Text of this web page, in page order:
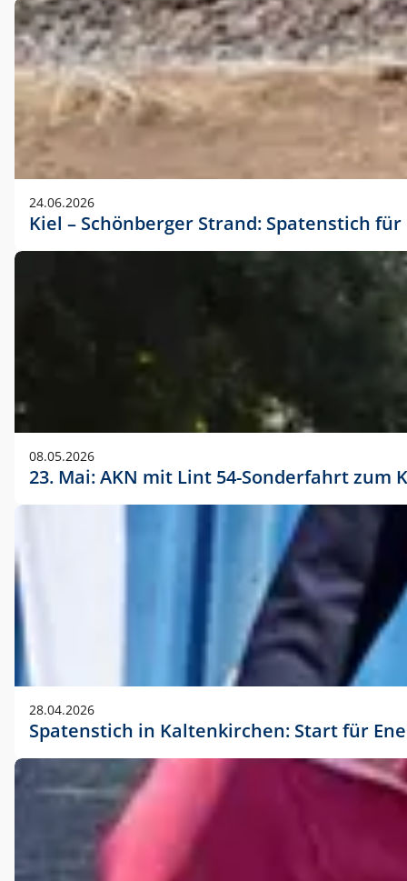
24.06.2026
Kiel – Schönberger Strand: Spatenstich
08.05.2026
23. Mai: AKN mit Lint 54-Sonderfahrt
28.04.2026
Spatenstich in Kaltenkirchen: Start für